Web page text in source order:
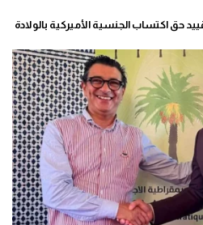
حق اكتساب الجنسية الأميركية بالولادة